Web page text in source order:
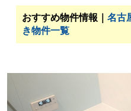
おすすめ物件情報｜ 名古
き物件一覧